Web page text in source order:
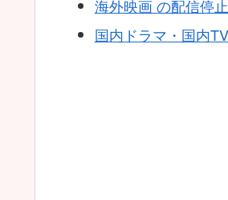
海外映画 の配信停
国内ドラマ・国内